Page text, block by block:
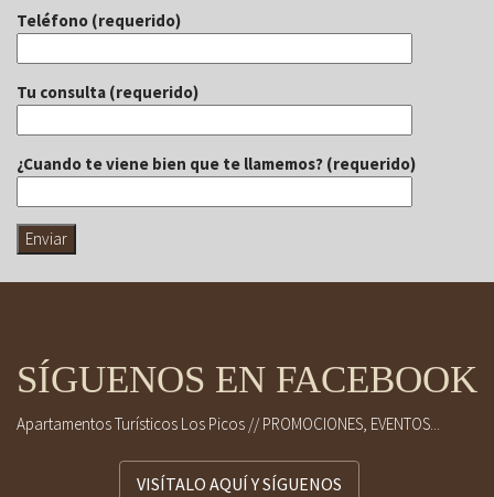
Teléfono (requerido)
Tu consulta (requerido)
¿Cuando te viene bien que te llamemos? (requerido)
SÍGUENOS EN FACEBOOK
Apartamentos Turísticos Los Picos // PROMOCIONES, EVENTOS...
VISÍTALO AQUÍ Y SÍGUENOS